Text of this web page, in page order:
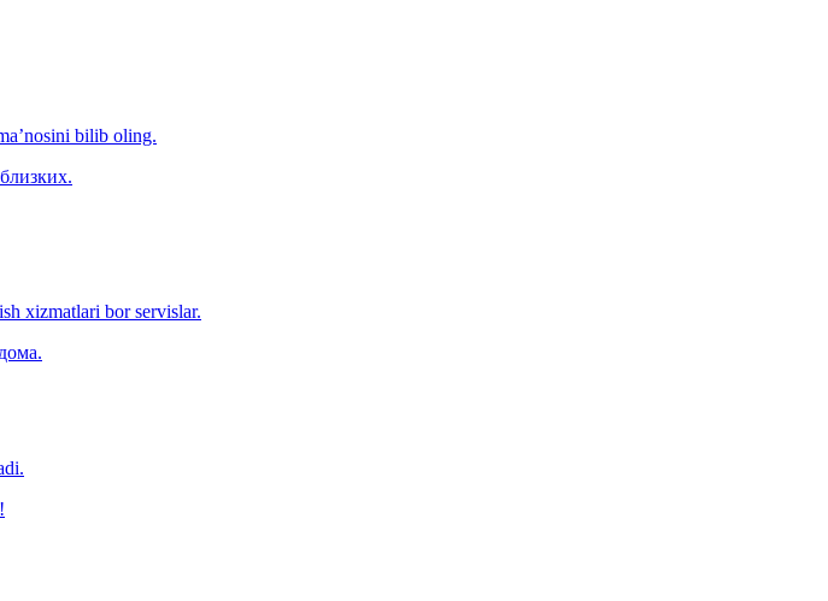
bilib oling.
xizmatlari bor servislar.